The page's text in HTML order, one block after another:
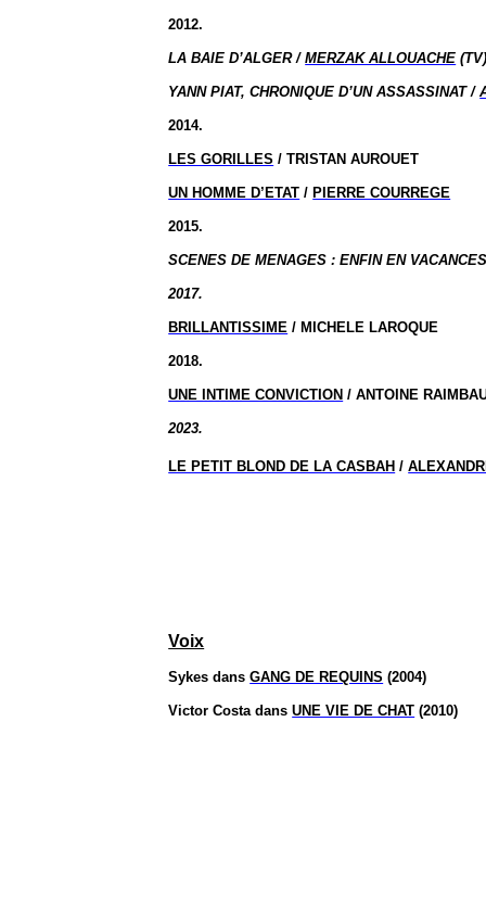
2012.
LA BAIE D’ALGER /MERZAK ALLOUACHE
YANN PIAT, CHRONIQUE D’UN ASSASSINAT /
2014.
LES GORILLES / TRISTAN AUROUET
UN HOMME D’ETAT / PIERRE COURREGE
2015.
SCENES DE MENAGES : ENFIN EN
2017.
BRILLANTISSIME / MICHELE LAROQUE
2018.
UNE INTIME CONVICTION / ANTOINE
2023.
LE PETIT BLOND DE LA CASBAH /
Voix
SykesdansGANG DE REQUINS (2004)
Victor Costa dansUNE VIE DE CHAT (2010)